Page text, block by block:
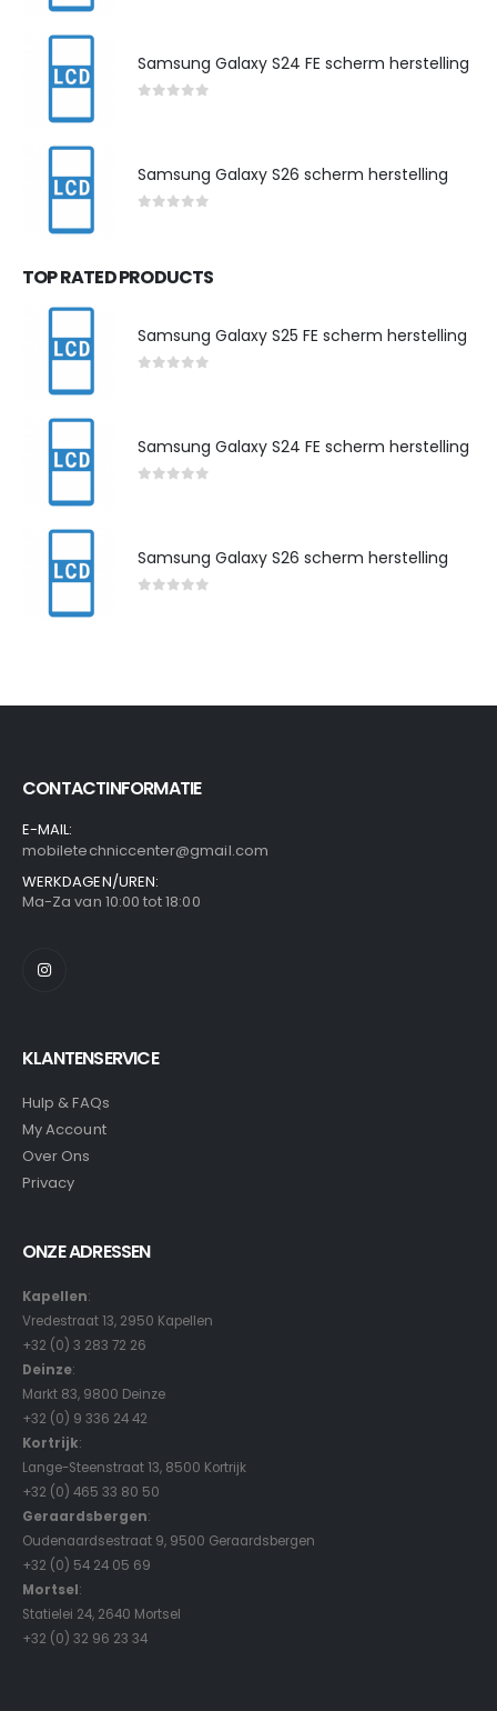
Samsung Galaxy S24 FE scherm herstelling
Samsung Galaxy S26 scherm herstelling
TOP RATED PRODUCTS
Samsung Galaxy S25 FE scherm herstelling
Samsung Galaxy S24 FE scherm herstelling
Samsung Galaxy S26 scherm herstelling
CONTACTINFORMATIE
E-MAIL:
mobiletechniccenter@gmail.com
WERKDAGEN/UREN:
Ma-Za van 10:00 tot 18:00
KLANTENSERVICE
Hulp & FAQs
My Account
Over Ons
Privacy
ONZE ADRESSEN
Kapellen:
Vredestraat 13, 2950 Kapellen
+32 (0) 3 283 72 26
Deinze:
Markt 83, 9800 Deinze
+32 (0) 9 336 24 42
Kortrijk:
Lange-Steenstraat 13, 8500 Kortrijk
+32 (0) 465 33 80 50
Geraardsbergen:
Oudenaardsestraat 9, 9500 Geraardsbergen
+32 (0) 54 24 05 69
Mortsel:
Statielei 24, 2640 Mortsel
+32 (0) 32 96 23 34